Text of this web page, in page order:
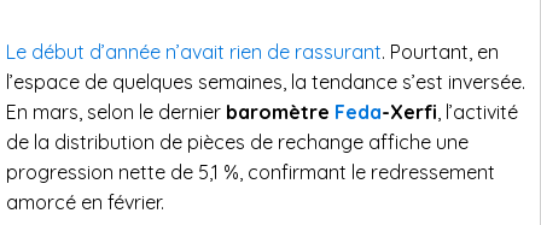
Le début d’année n’avait rien de rassurant. Pourtant, en
l’espace de quelques semaines, la tendance s’est inversée.
En mars, selon le dernier baromètre Feda-Xerfi, l’activité
de la distribution de pièces de rechange affiche une
progression nette de 5,1 %, confirmant le redressement
amorcé en février.